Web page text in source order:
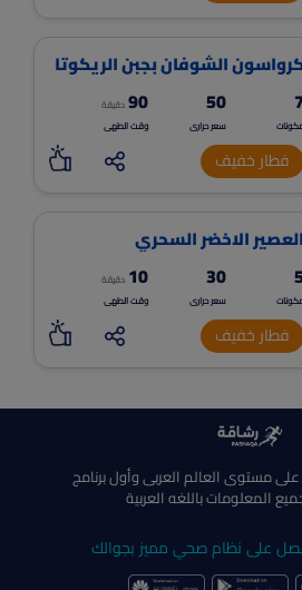
الشوفان بجبن الريكوتا
7
50
سعر حرارى
90 دقيقة
وقت الطهى
فطار خفيف
العصير الاخضر السحري
30
سعر حرارى
10 دقيقة
وقت الطهى
فطار خفيف
مستوى العالم العربى وأول برنامج
المعلومات باللغه العربية
على نظام صحي مميز بجوالك